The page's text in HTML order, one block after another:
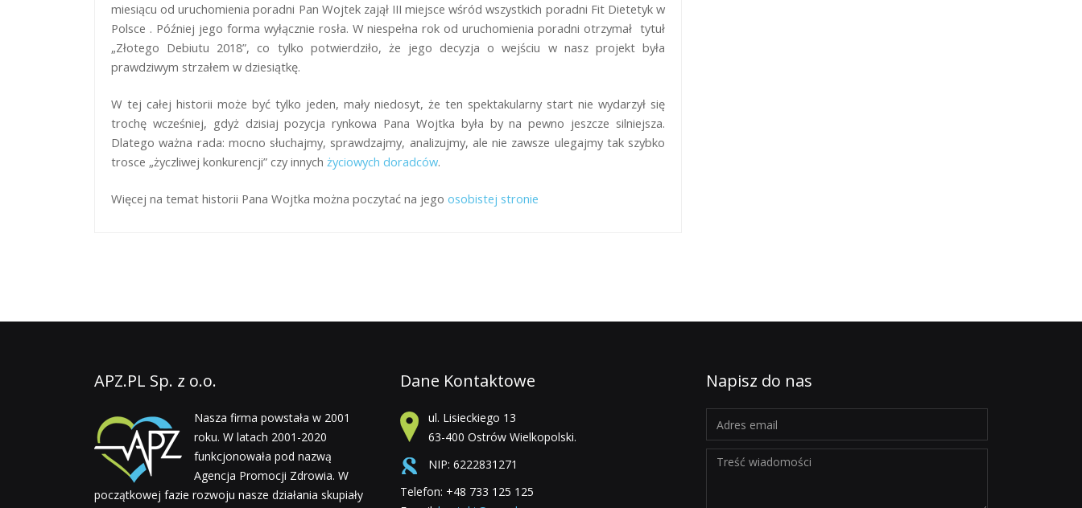
miesiącu od uruchomienia poradni Pan Wojtek zajął III miejsce wśród wszystkich poradni Fit Dietetyk w
Polsce . Później jego forma wyłącznie rosła. W niespełna rok od uruchomienia poradni otrzymał tytuł
„Złotego Debiutu 2018”, co tylko potwierdziło, że jego decyzja o wejściu w nasz projekt była
prawdziwym strzałem w dziesiątkę.
W tej całej historii może być tylko jeden, mały niedosyt, że ten spektakularny start nie wydarzył się
trochę wcześniej, gdyż dzisiaj pozycja rynkowa Pana Wojtka była by na pewno jeszcze silniejsza.
Dlatego ważna rada: mocno słuchajmy, sprawdzajmy, analizujmy, ale nie zawsze ulegajmy tak szybko
trosce „życzliwej konkurencji” czy innych życiowych doradców.
Więcej na temat historii Pana Wojtka można poczytać na jego osobistej stronie
APZ.PL Sp. z o.o.
Nasza firma powstała w 2001
roku. W latach 2001-2020
funkcjonowała pod nazwą
Agencja Promocji Zdrowia. W
początkowej fazie rozwoju nasze działania skupiały
Dane Kontaktowe
ul. Lisieckiego 13
63-400 Ostrów Wielkopolski.
NIP: 6222831271
Telefon: +48 733 125 125
Napisz do nas